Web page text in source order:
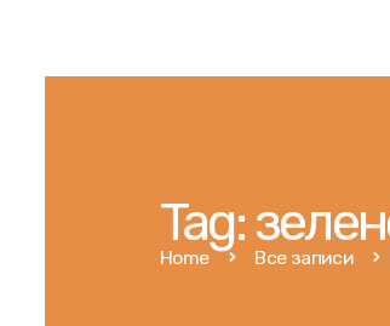
Tag:
Home Все записи